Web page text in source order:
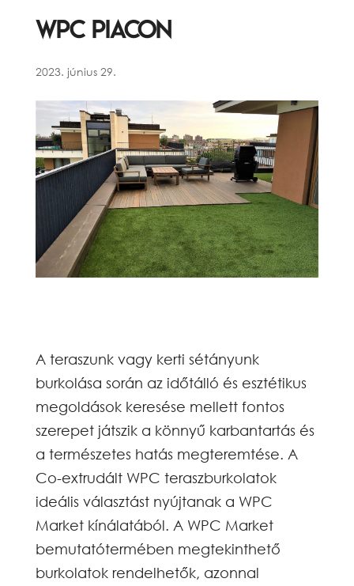
WPC piacon
2023. június 29.
A teraszunk vagy kerti sétányunk
burkolása során az időtálló és esztétikus
megoldások keresése mellett fontos
szerepet játszik a könnyű karbantartás és
a természetes hatás megteremtése. A
Co-extrudált WPC teraszburkolatok
ideális választást nyújtanak a WPC
Market kínálatából. A WPC Market
bemutatótermében megtekinthető
burkolatok rendelhetők, azonnal